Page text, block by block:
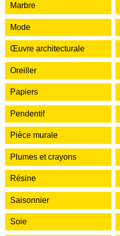
Marbre
Mode
Œuvre architecturale
Oreiller
Papiers
Pendentif
Pièce murale
Plumes et crayons
Résine
Saisonnier
Soie